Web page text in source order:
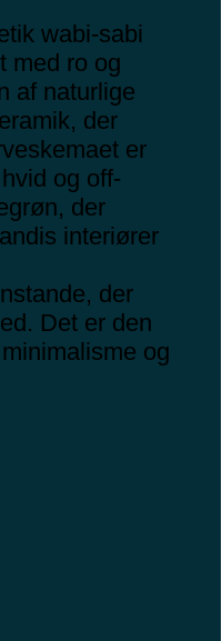
wabi-sabi
med ro og
af naturlige
der
er
og off-
der
interiører
der
Det er den
og